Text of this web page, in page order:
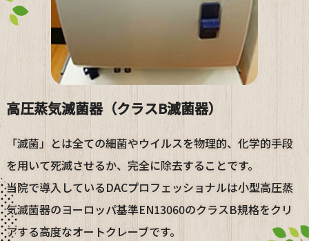
高圧蒸気滅菌器（クラスB滅菌器）
「滅菌」とは全ての細菌やウイルスを物理的、化学的手段
を用いて死滅させるか、完全に除去することです。
当院で導入しているDACプロフェッショナルは小型高圧蒸
気滅菌器のヨーロッパ基準EN13060のクラスB規格をクリ
アする高度なオートクレーブです。